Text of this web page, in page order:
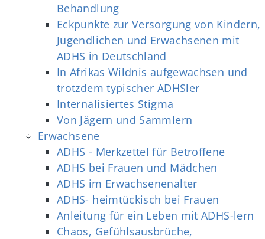
Behandlung
Eckpunkte zur Versorgung von Kindern,
Jugendlichen und Erwachsenen mit
ADHS in Deutschland
In Afrikas Wildnis aufgewachsen und
trotzdem typischer ADHSler
Internalisiertes Stigma
Von Jägern und Sammlern
Erwachsene
ADHS - Merkzettel für Betroffene
ADHS bei Frauen und Mädchen
ADHS im Erwachsenenalter
ADHS- heimtückisch bei Frauen
Anleitung für ein Leben mit ADHS-lern
Chaos, Gefühlsausbrüche,